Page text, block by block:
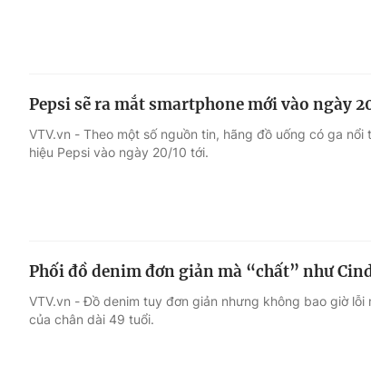
Pepsi sẽ ra mắt smartphone mới vào ngày
VTV.vn - Theo một số nguồn tin, hãng đồ uống có ga
hiệu Pepsi vào ngày 20/10 tới.
Phối đồ denim đơn giản mà “chất” như
VTV.vn - Đồ denim tuy đơn giản nhưng không bao giờ
của chân dài 49 tuổi.